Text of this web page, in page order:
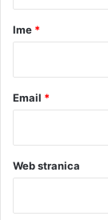
r
Ime *
Email *
Web stranica